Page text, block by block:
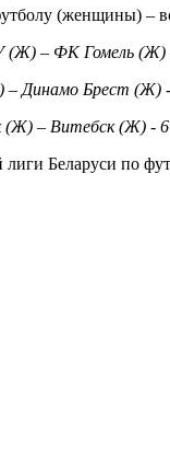
(женщины) –
(Ж) – ФК Гомель (Ж)
– Динамо Брест (Ж)
(Ж) – Витебск (Ж) -
Беларуси по